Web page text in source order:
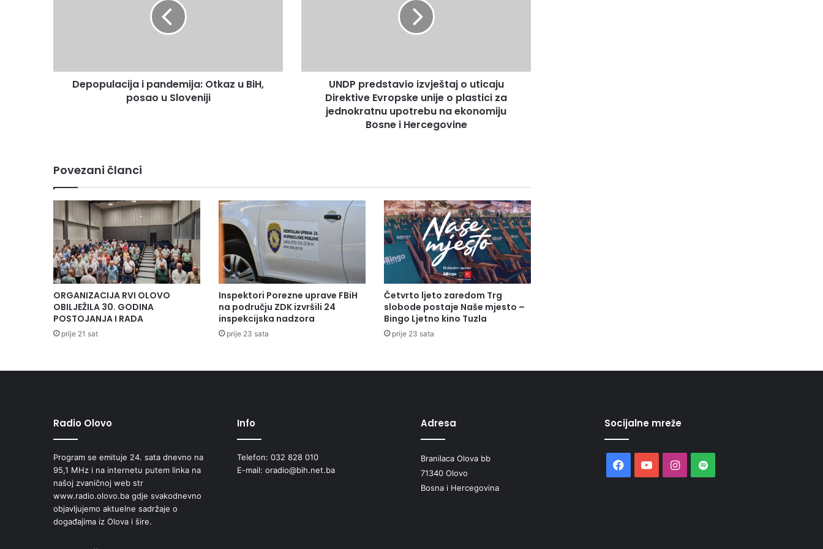
Sloveniji
Depopulacija i pandemija: Otkaz u BiH,
posao u Sloveniji
o
jednokratnu
Hercegovine
UNDP predstavio izvještaj o uticaju
Direktive Evropske unije o plastici za
jednokratnu upotrebu na ekonomiju
Bosne i Hercegovine
Povezani članci
ORGANIZACIJA RVI OLOVO
OBILJEŽILA 30. GODINA
POSTOJANJA I RADA
prije 21 sat
Inspektori Porezne uprave FBiH
na području ZDK izvršili 24
inspekcijska nadzora
prije 23 sata
Četvrto ljeto zaredom Trg
slobode postaje Naše mjesto –
Bingo Ljetno kino Tuzla
prije 23 sata
Radio Olovo
Program se emituje 24. sata dnevno na
95,1 MHz i na internetu putem linka na
našoj zvaničnoj web str
www.radio.olovo.ba gdje svakodnevno
objavljujemo aktuelne sadržaje o
događajima iz Olova i šire.
Info
Telefon: 032 828 010
E-mail: oradio@bih.net.ba
Adresa
Branilaca Olova bb
71340 Olovo
Bosna i Hercegovina
Socijalne mreže
Facebook
YouTubeInstagram
Spotify